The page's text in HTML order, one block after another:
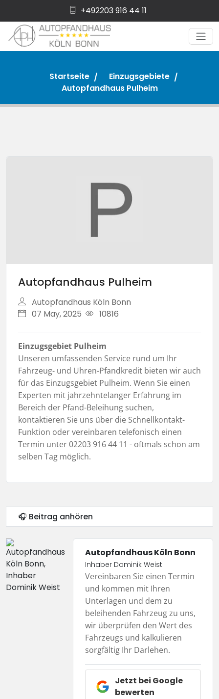
+492203 916 44 11
Startseite
Einzugsgebiete
Autopfandhaus Pulheim
Autopfandhaus Pulheim
Autopfandhaus Köln Bonn
07 May, 2025
10816
Einzugsgebiet Pulheim
Unseren umfassenden Service rund um Ihr
Fahrzeug- und Uhren-Pfandkredit bieten wir auch
für das Einzugsgebiet Pulheim. Wenn Sie einen
Experten mit jahrzehntelanger Erfahrung im
Bereich der Pfand-Beleihung suchen,
kontaktieren Sie uns über die Schnellkontakt-
Funktion oder vereinbaren telefonisch einen
Termin unter 02203 916 44 11 - oftmals schon am
selben Tag möglich.
🎧 Beitrag anhören
Autopfandhaus Köln Bonn
Inhaber Dominik Weist
Vereinbaren Sie einen Termin
und kommen mit Ihren
Unterlagen und dem zu
beleihenden Fahrzeug zu uns,
wir überprüfen den Wert des
Fahrzeugs und kalkulieren
sorgfältig Ihr Darlehen.
Jetzt bei Google
bewerten